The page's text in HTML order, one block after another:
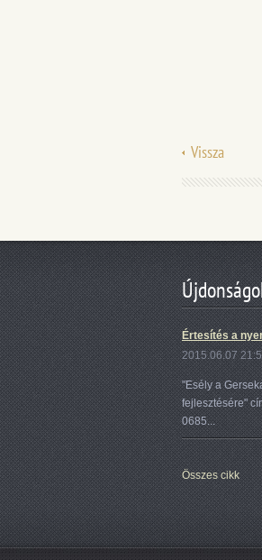
Vissza
Értesítés a
2015.06.07
"Esély a
fejlesztésére"
0685...
Összes cikk